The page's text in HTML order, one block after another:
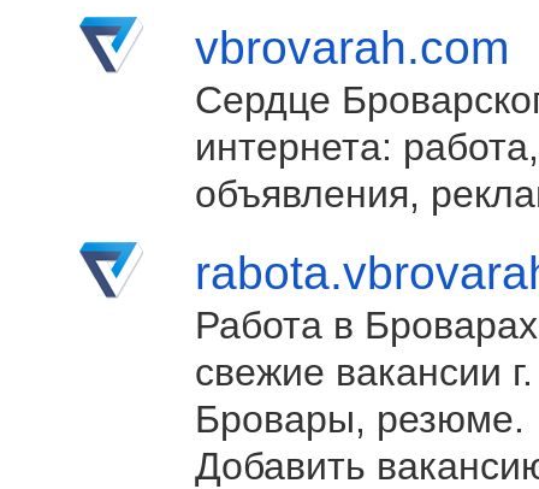
vbrovarah.com
Сердце
интернета: работа,
объявления,
Работа в
свежие вакансии г.
Бровары, резюме.
Добавить